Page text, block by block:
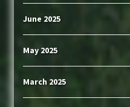
June 2025
May 2025
March 2025